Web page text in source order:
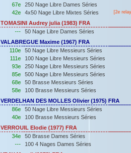
67e
250 Nage Libre Dames Séries
42e
4x50 Nage Libre Mixtes Séries [2e
TOMASINI Audrey julia (1983) FRA
---
50 Nage Libre Dames Séries
VALABREGUE Maxime (1967) FRA
110e
50 Nage Libre Messieurs Séries
111e
100 Nage Libre Messieurs Séries
93e
250 Nage Libre Messieurs Séries
85e
500 Nage Libre Messieurs Séries
68e
50 Brasse Messieurs Séries
58e
100 Brasse Messieurs Séries
VERDELHAN DES MOLLES Olivier (1975) FRA
86e
50 Nage Libre Messieurs Séries
40e
100 Brasse Messieurs Séries
VERROUIL Elodie (1977) FRA
34e
50 Brasse Dames Séries
---
100 4 Nages Dames Séries